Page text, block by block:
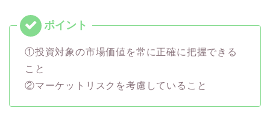
①投資対象の市場価値を常に正確に把握できる
こと
②マーケットリスクを考慮していること